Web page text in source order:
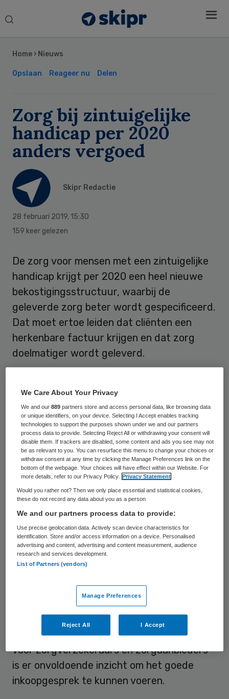
Search
Home › Nieuws
Opslaan Reageer nu Delen
Zorg bij zintuigelijke
handicap per 2020
anders vergoed
Skipr Redactie
28 februari 2019, 15:30
159 keer gelezen
De zorg voor mensen met een zintuigelijke
handicap krijgt per 2020 een heel nieuwe
bekostigingsstructuur, waarbij de
geleverde zorg beter wordt gespecificeerd.
Dat moet ertoe leiden dat cliënten een
herkenbare factuur krijgen en dat zorg
doelmatiger wordt geleverd.
gehandicapten en kinderen met een
taalontwikkelingsstoornis overgeheveld
vanuit de Algemene Wet Bijzondere
Ziektekosten (AWBZ) naar de
Zorgverzekeringswet (Zvw), de Wet
langdurige zorg (Wlz) en de Wet
maatschappelijke ondersteuning (Wmo). Op
dat moment is gekozen voor een
bekostiging door middel van prestaties
waarvoor een uurtarief geldt.
Verder wordt alleen in grote lijnen
beperking dat mensen hebben, visueel dan
wel auditief op in de taalontwikkeling.
Hierdoor is het volgens de
onvoldoende
duidelijk welke zorg precies is geleverd en
voor zorgverzekeraars en zorgaanbieders
is er onvoldoende inzicht om het goede
inkoopgesprek te kunnen voeren.
Sidebar
We Care About Your Privacy
We and our889 partners store and access personal data, like browsing data
or unique identifiers, on your device. Selecting I Accept enables tracking
technologies to support the purposes shown under we and our partners
process data to provide. Selecting Reject All or withdrawing your consent will
disable them. If trackers are disabled, some content and ads you see may not
be as relevant to you. You can resurface this menu to change your choices or
withdraw consent at any time by clicking the Manage Preferences link on the
bottom of the webpage. Your choices will have effect within our Website. For
more details, refer to our Privacy Policy.
Privacy Statement
Would you rather not? Then we only place essential and statistical cookies,
these do not record any data about you as a person
We and our partners process data to provide:
Use precise geolocation data. Actively scan device characteristics for
identification. Store and/or access information on a device. Personalised
advertising and content, advertising and content measurement, audience
research and services development.
List of Partners (vendors)
Manage Preferences
Reject All I Accept